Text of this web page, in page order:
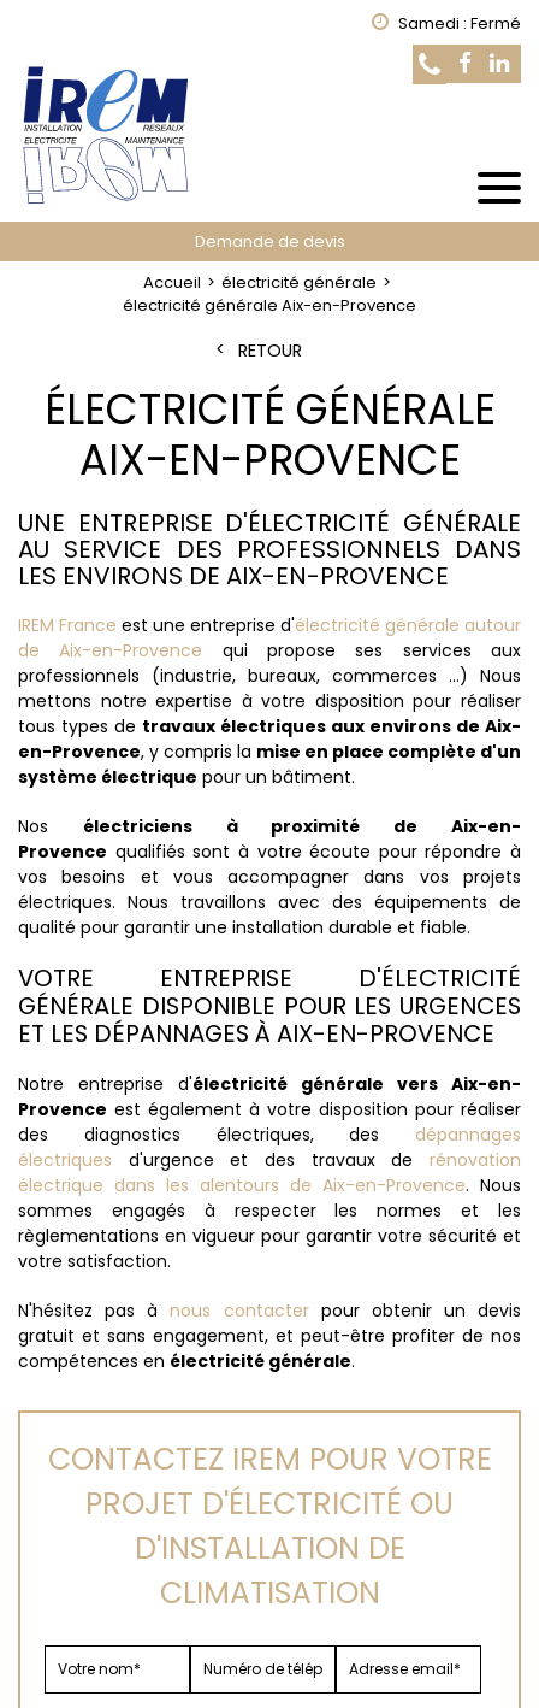
Samedi : Fermé
Demande de devis
Accueil
électricité générale
électricité générale Aix-en-Provence
RETOUR
ÉLECTRICITÉ GÉNÉRALE
AIX-EN-PROVENCE
UNE ENTREPRISE D'ÉLECTRICITÉ GÉNÉRALE
AU SERVICE DES PROFESSIONNELS DANS
LES ENVIRONS DE AIX-EN-PROVENCE
IREM France est une entreprise d'électricité générale autour
de Aix-en-Provence qui propose ses services aux
professionnels (industrie, bureaux, commerces ...) Nous
mettons notre expertise à votre disposition pour réaliser
tous types de travaux électriques aux environs de Aix-
en-Provence, y compris la mise en place complète d'un
système électrique pour un bâtiment.
Nos électriciens à proximité de Aix-en-
Provence qualifiés sont à votre écoute pour répondre à
vos besoins et vous accompagner dans vos projets
électriques. Nous travaillons avec des équipements de
qualité pour garantir une installation durable et fiable.
VOTRE ENTREPRISE D'ÉLECTRICITÉ
GÉNÉRALE DISPONIBLE POUR LES URGENCES
ET LES DÉPANNAGES À AIX-EN-PROVENCE
Notre entreprise d'électricité générale vers Aix-en-
Provence est également à votre disposition pour réaliser
des diagnostics électriques, des dépannages
électriques d'urgence et des travaux de rénovation
électrique dans les alentours de Aix-en-Provence. Nous
sommes engagés à respecter les normes et les
règlementations en vigueur pour garantir votre sécurité et
votre satisfaction.
N'hésitez pas ànous contacterpour obtenir un devis
gratuit et sans engagement, et peut-être profiter de nos
compétences en électricité générale.
CONTACTEZ IREM POUR VOTRE
PROJET D'ÉLECTRICITÉ OU
D'INSTALLATION DE
CLIMATISATION